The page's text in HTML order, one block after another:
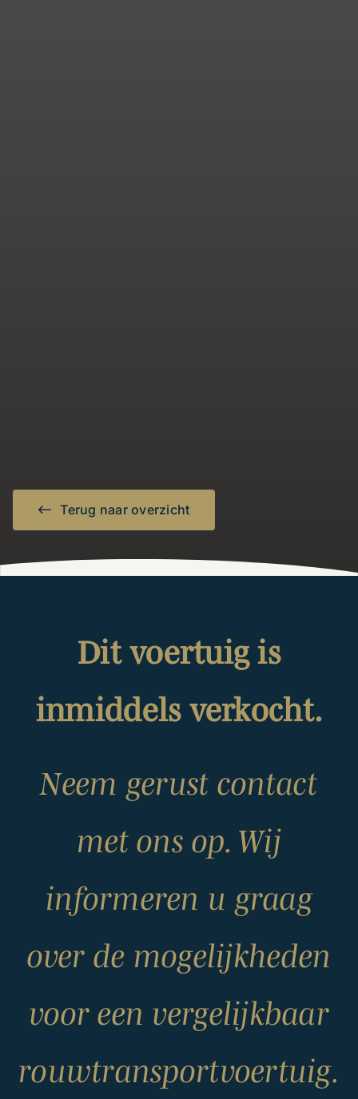
Terug naar overzicht
Dit voertuig is
inmiddels verkocht.
Neem gerust contact
met ons op. Wij
informeren u graag
over de mogelijkheden
voor een vergelijkbaar
rouwtransportvoertuig.